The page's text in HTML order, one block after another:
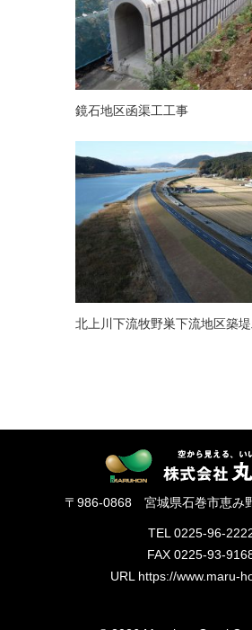
鏡石地区函渠工工事
北上川下流牧野巣下流地区築
〒986-0868 宮城県石巻市恵み
TEL 0225-96-
FAX 0225-93-
URL https://www.maru-